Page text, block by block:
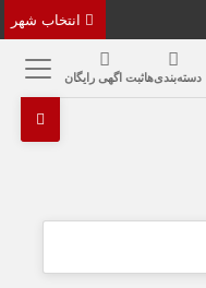
دسته‌بندی‌هاثبت اگهی رایگان